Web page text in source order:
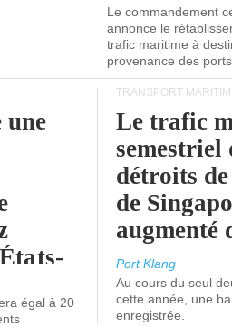
Le commandement
annonce le
trafic maritime à
provenance des
une
égal à 20
TRANSPORT
Le trafic
semestriel
détroits
de
augmenté
Port Klang
Au cours du seul
cette année, une
enregistrée.